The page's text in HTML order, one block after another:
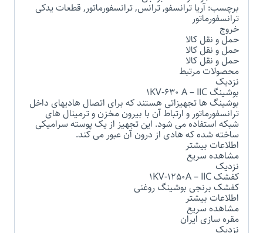
برچسب: آریا ترانسفو, ترانس, ترانسفورماتور, قطعات یدکی
ترانسفورماتور
خروج
حمل و نقل کالا
حمل و نقل کالا
حمل و نقل کالا
محصولات مرتبط
نزدیک
بوشینگ 1KV-630 A – IIC
بوشینگ ها تجهیزاتی هستند که برای اتصال هادیهای داخل
ترانسفورماتور و ارتباط آن با بیرون مخزن و ترمینال های
شبکه استفاده می شود. این تجهیز از یک پوسته سرامیکی
ساخته شده که هادی از درون آن عبور می کند.
اطلاعات بیشتر
مشاهده سریع
نزدیک
کفشک 1KV-1250A – IIC
کفشک برنجی بوشینگ روغنی
اطلاعات بیشتر
مشاهده سریع
مقره سازی ایران
نزدیک